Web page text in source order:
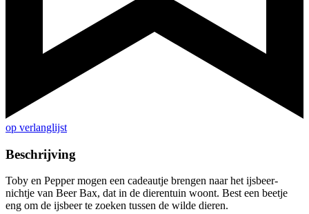
op verlanglijst
Beschrijving
Toby en Pepper mogen een cadeautje brengen naar het ijsbeer-
nichtje van Beer Bax, dat in de dierentuin woont. Best een beetje
eng om de ijsbeer te zoeken tussen de wilde dieren.